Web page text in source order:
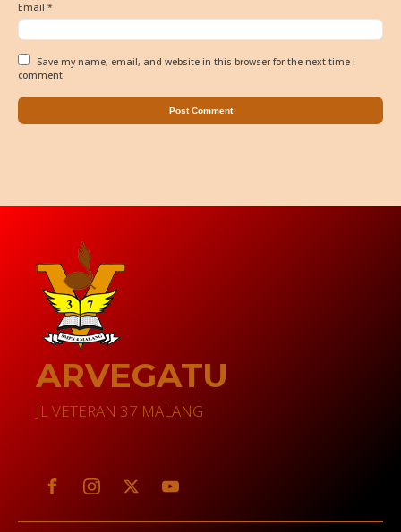
Email *
Save my name, email, and website in this browser for the next time I
comment.
ARVEGATU
JL VETERAN 37 MALANG